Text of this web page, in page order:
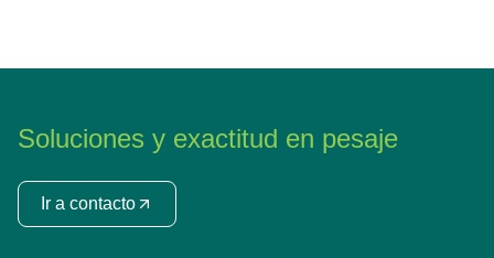
Soluciones y exactitud en pesaje
Ir a contacto